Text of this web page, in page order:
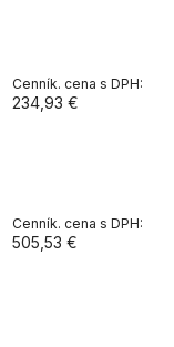
234,93 €
505,53 €